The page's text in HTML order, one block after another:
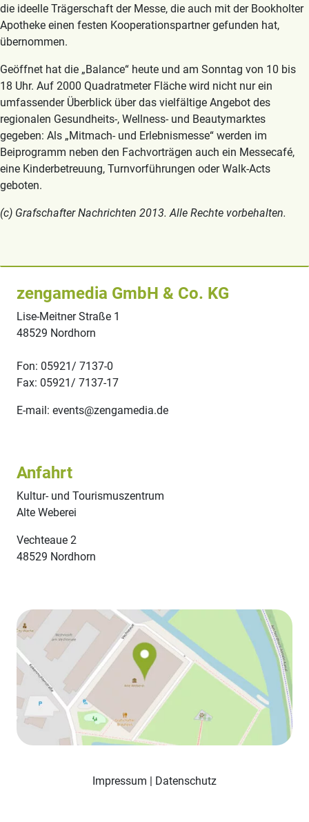
die ideelle Trägerschaft der Messe, die auch mit der Bookholter
Apotheke einen festen Kooperationspartner gefunden hat,
übernommen.
Geöffnet hat die „Balance“ heute und am Sonntag von 10 bis
18 Uhr. Auf 2000 Quadratmeter Fläche wird nicht nur ein
umfassender Überblick über das vielfältige Angebot des
regionalen Gesundheits-, Wellness- und Beautymarktes
gegeben: Als „Mitmach- und Erlebnismesse“ werden im
Beiprogramm neben den Fachvorträgen auch ein Messecafé,
eine Kinderbetreuung, Turnvorführungen oder Walk-Acts
geboten.
(c) Grafschafter Nachrichten 2013. Alle Rechte vorbehalten.
zengamedia GmbH & Co. KG
Lise-Meitner Straße 1
48529 Nordhorn
Fon: 05921/ 7137-0
Fax: 05921/ 7137-17
E-mail: events@zengamedia.de
Anfahrt
Kultur- und Tourismuszentrum
Alte Weberei
Vechteaue 2
48529 Nordhorn
Impressum Datenschutz